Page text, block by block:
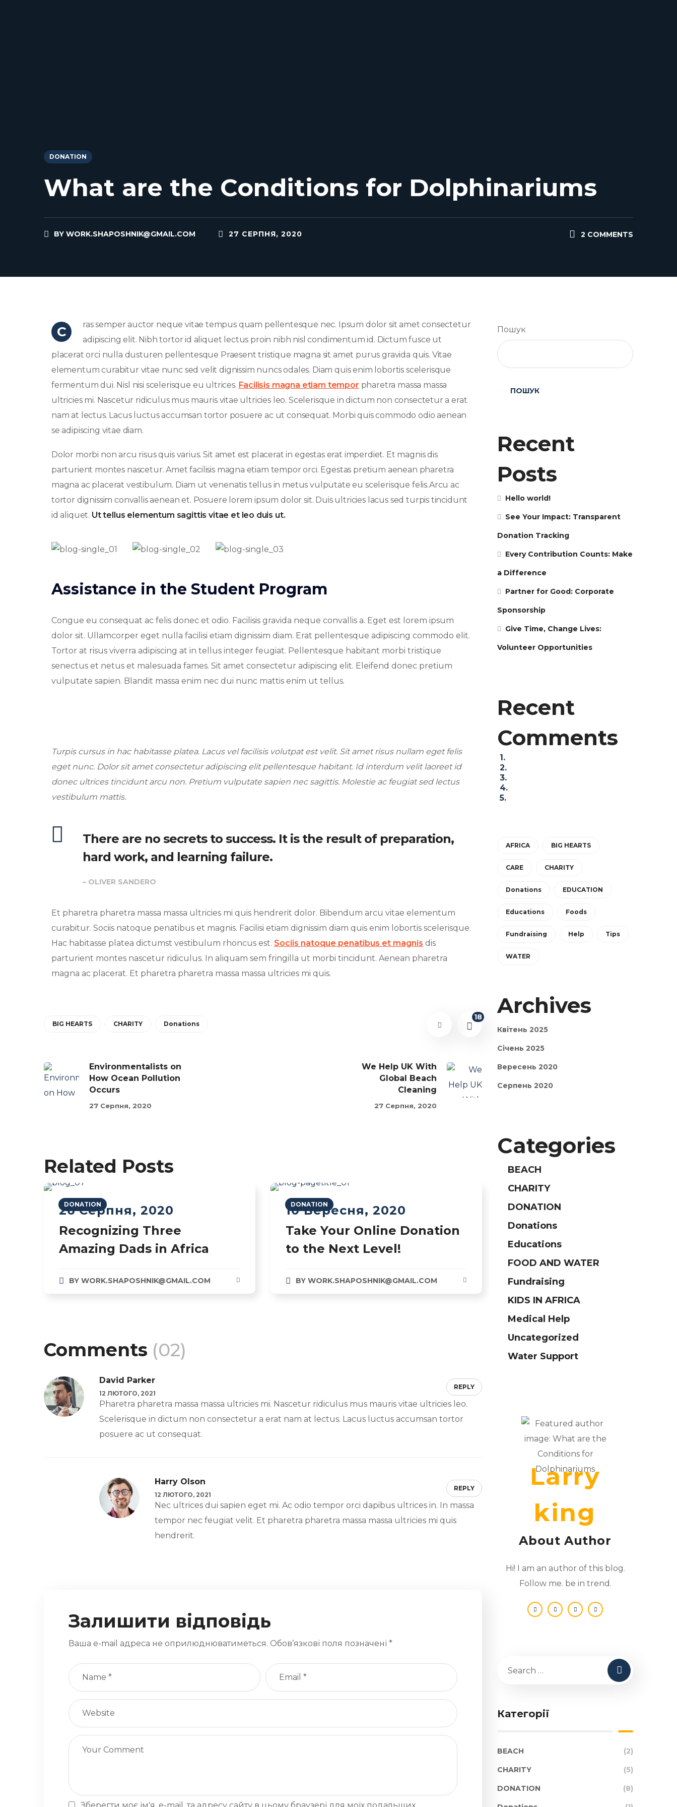
DONATION
What are the Conditions for Dolphinariums
BY WORK.SHAPOSHNIK@GMAIL.COM 27 СЕРПНЯ, 2020 2 COMMENTS
C
ras semper auctor neque vitae tempus quam pellentesque nec. Ipsum dolor sit amet consectetur
adipiscing elit. Nibh tortor id aliquet lectus proin nibh nisl condimentum id. Dictum fusce ut
placerat orci nulla dusturen pellentesque Praesent tristique magna sit amet purus gravida quis. Vitae
elementum curabitur vitae nunc sed velit dignissim nuncs odales. Diam quis enim lobortis scelerisque
fermentum dui. Nisl nisi scelerisque eu ultrices. Facilisis magna etiam tempor pharetra massa massa
ultricies mi. Nascetur ridiculus mus mauris vitae ultricies leo. Scelerisque in dictum non consectetur a erat
nam at lectus. Lacus luctus accumsan tortor posuere ac ut consequat. Morbi quis commodo odio aenean
se adipiscing vitae diam.
Dolor morbi non arcu risus quis varius. Sit amet est placerat in egestas erat imperdiet. Et magnis dis
parturient montes nascetur. Amet facilisis magna etiam tempor orci. Egestas pretium aenean pharetra
magna ac placerat vestibulum. Diam ut venenatis tellus in metus vulputate eu scelerisque felis.Arcu ac
tortor dignissim convallis aenean et. Posuere lorem ipsum dolor sit. Duis ultricies lacus sed turpis tincidunt
id aliquet. Ut tellus elementum sagittis vitae et leo duis ut.
Assistance in the Student Program
Congue eu consequat ac felis donec et odio. Facilisis gravida neque convallis a. Eget est lorem ipsum
dolor sit. Ullamcorper eget nulla facilisi etiam dignissim diam. Erat pellentesque adipiscing commodo elit.
Tortor at risus viverra adipiscing at in tellus integer feugiat. Pellentesque habitant morbi tristique
senectus et netus et malesuada fames. Sit amet consectetur adipiscing elit. Eleifend donec pretium
vulputate sapien. Blandit massa enim nec dui nunc mattis enim ut tellus.
Turpis cursus in hac habitasse platea. Lacus vel facilisis volutpat est velit. Sit amet risus nullam eget felis
eget nunc. Dolor sit amet consectetur adipiscing elit pellentesque habitant. Id interdum velit laoreet id
donec ultrices tincidunt arcu non. Pretium vulputate sapien nec sagittis. Molestie ac feugiat sed lectus
vestibulum mattis.
There are no secrets to success. It is the result of preparation,
hard work, and learning failure.
– OLIVER SANDERO
Et pharetra pharetra massa massa ultricies mi quis hendrerit dolor. Bibendum arcu vitae elementum
curabitur. Sociis natoque penatibus et magnis. Facilisi etiam dignissim diam quis enim lobortis scelerisque.
Hac habitasse platea dictumst vestibulum rhoncus est. Sociis natoque penatibus et magnis dis
parturient montes nascetur ridiculus. In aliquam sem fringilla ut morbi tincidunt. Aenean pharetra
magna ac placerat. Et pharetra pharetra massa massa ultricies mi quis.
BIG HEARTS CHARITY Donations
18
Environmentalists on
How Ocean Pollution
Occurs
27 Серпня, 2020
We Help UK With
Global Beach
Cleaning
27 Серпня, 2020
Related Posts
DONATION
26 Серпня, 2020
Recognizing Three
Amazing Dads in Africa
BY WORK.SHAPOSHNIK@GMAIL.COM
DONATION
10 Вересня, 2020
Take Your Online Donation
to the Next Level!
BY WORK.SHAPOSHNIK@GMAIL.COM
Comments (02)
David Parker
12 ЛЮТОГО, 2021
Pharetra pharetra massa massa ultricies mi. Nascetur ridiculus mus mauris vitae ultricies leo.
Scelerisque in dictum non consectetur a erat nam at lectus. Lacus luctus accumsan tortor
posuere ac ut consequat.
REPLY
Harry Olson
12 ЛЮТОГО, 2021
Nec ultrices dui sapien eget mi. Ac odio tempor orci dapibus ultrices in. In massa
tempor nec feugiat velit. Et pharetra pharetra massa massa ultricies mi quis
hendrerit.
REPLY
Залишити відповідь
Ваша e-mail адреса не оприлюднюватиметься. Обов’язкові поля позначені *
Зберегти моє ім'я, e-mail, та адресу сайту в цьому браузері для моїх подальших
Пошук
ПОШУК
Recent
Posts
Hello world!
See Your Impact: Transparent
Donation Tracking
Every Contribution Counts: Make
a Difference
Partner for Good: Corporate
Sponsorship
Give Time, Change Lives:
Volunteer Opportunities
Recent
Comments
AFRICA BIG HEARTS
CARE CHARITY
Donations EDUCATION
Educations Foods
Fundraising Help Tips
WATER
Archives
Квітень 2025
Січень 2025
Вересень 2020
Серпень 2020
Categories
BEACH
CHARITY
DONATION
Donations
Educations
FOOD AND WATER
Fundraising
KIDS IN AFRICA
Medical Help
Uncategorized
Water Support
Larry
king
About Author
Hi! I am an author of this blog.
Follow me. be in trend.
Категорії
BEACH (2)
CHARITY (5)
DONATION (8)